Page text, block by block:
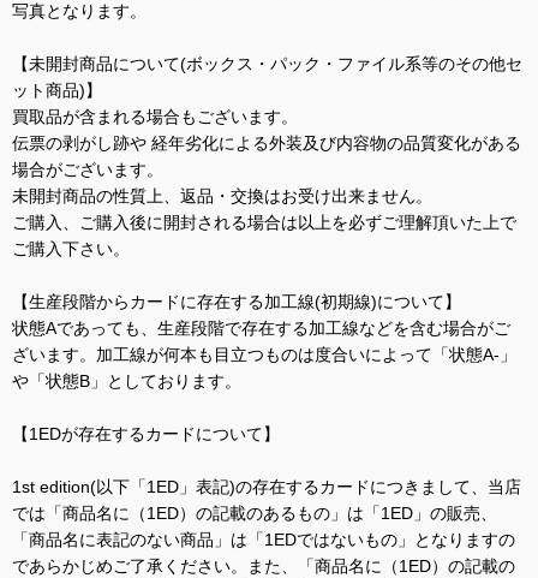
写真となります。
【未開封商品について(ボックス・パック・ファイル系等のその他セ
ット商品)】
買取品が含まれる場合もございます。
伝票の剥がし跡や 経年劣化による外装及び内容物の品質変化がある
場合がございます。
未開封商品の性質上、返品・交換はお受け出来ません。
ご購入、ご購入後に開封される場合は以上を必ずご理解頂いた上で
ご購入下さい。
【生産段階からカードに存在する加工線(初期線)について】
状態Aであっても、生産段階で存在する加工線などを含む場合がご
ざいます。加工線が何本も目立つものは度合いによって「状態A-」
や「状態B」としております。
【1EDが存在するカードについて】
1st edition(以下「1ED」表記)の存在するカードにつきまして、当店
では「商品名に（1ED）の記載のあるもの」は「1ED」の販売、
「商品名に表記のない商品」は「1EDではないもの」となりますの
であらかじめご了承ください。また、「商品名に（1ED）の記載の